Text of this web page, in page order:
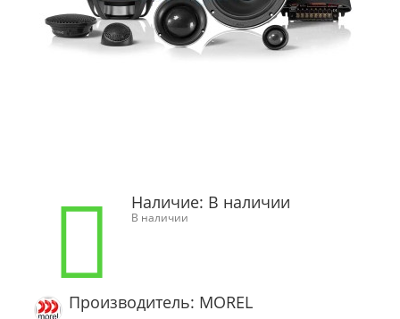
Наличие: В наличии
В наличии
Производитель: MOREL